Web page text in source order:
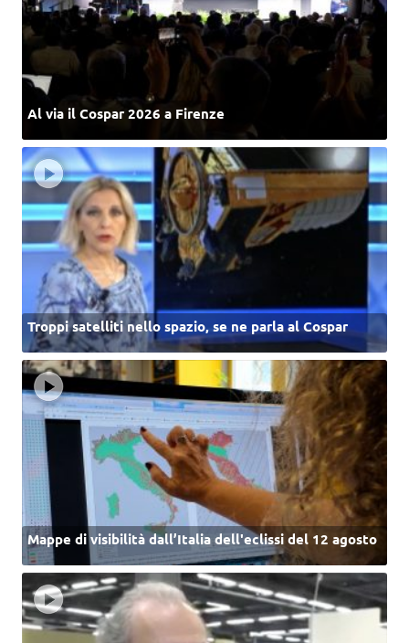
Al via il Cospar 2026 a Firenze
Troppi satelliti nello spazio, se ne parla al Cospar
Mappe di visibilità dall’Italia dell'eclissi del 12 agosto